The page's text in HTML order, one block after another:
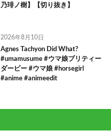
乃琲ノ樹】【切り抜き】
2026年8月10日
Agnes Tachyon Did What?
#umamusume #ウマ娘プリティー
ダービー #ウマ娘 #horsegirl
#anime #animeedit